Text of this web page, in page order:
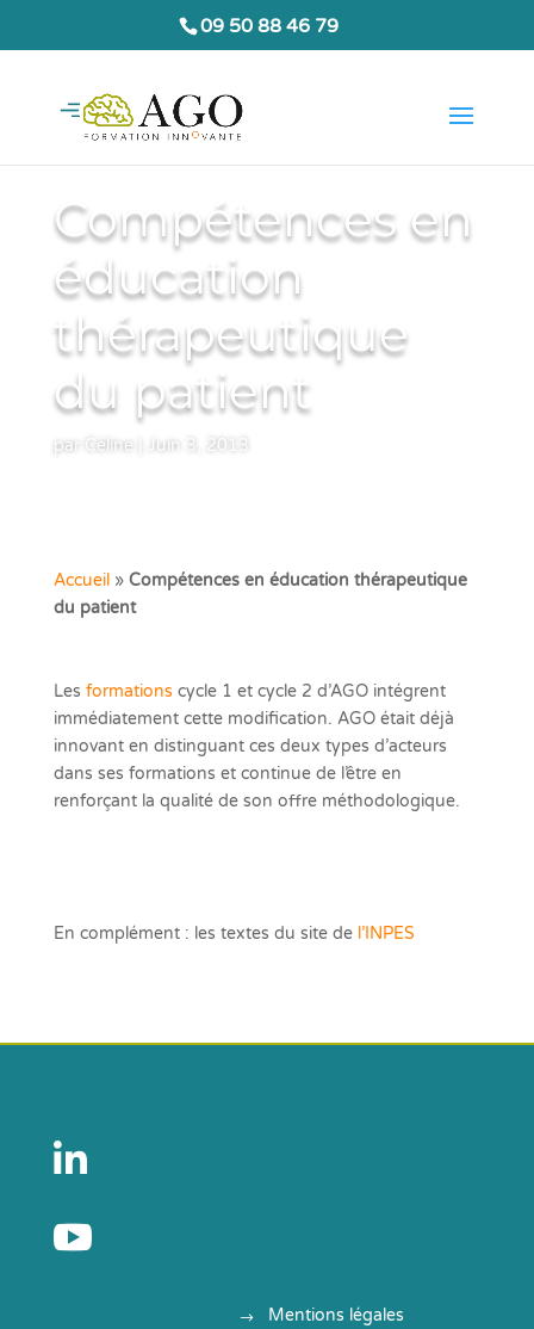
09 50 88 46 79
Compétences en
éducation
thérapeutique
du patient
par Céline Juin 3, 2013
Accueil» Compétences en éducation thérapeutique
du patient
Les formations cycle 1 et cycle 2 d’AGO intégrent
immédiatement cette modification. AGO était déjà
innovant en distinguant ces deux types d’acteurs
dans ses formations et continue de l’être en
renforçant la qualité de son offre méthodologique.
En complément : les textes du site de l’INPES


Mentions légales